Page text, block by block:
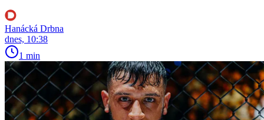
Hanácká Drbna
dnes, 10:38
1 min